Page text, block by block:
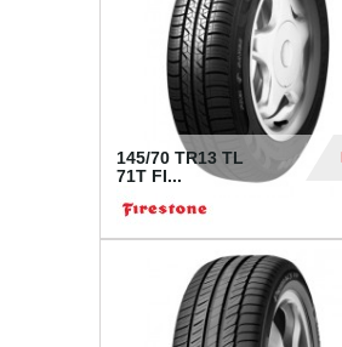
145/70 TR13 TL
71T FI...